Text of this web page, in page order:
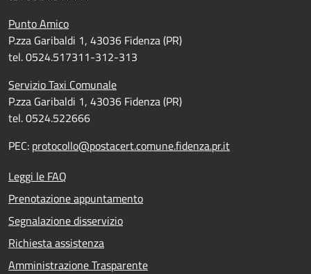
Punto Amico
P.zza Garibaldi 1, 43036 Fidenza (PR)
tel. 0524.517311-312-313
Servizio Taxi Comunale
P.zza Garibaldi 1, 43036 Fidenza (PR)
tel. 0524.522666
PEC: protocollo@postacert.comune.fidenza.pr.it
Leggi le FAQ
Prenotazione appuntamento
Segnalazione disservizio
Richiesta assistenza
Amministrazione Trasparente